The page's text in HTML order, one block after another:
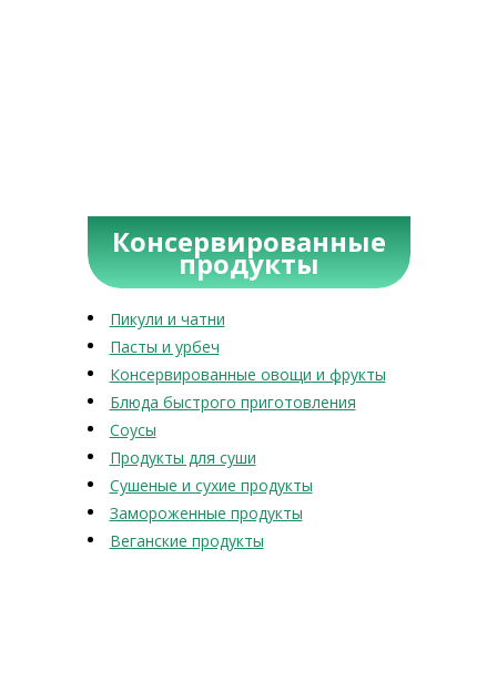
Консервированные
продукты
Пикули и чатни
Пасты и урбеч
Консервированные овощи и фрукты
Блюда быстрого приготовления
Соусы
Продукты для суши
Сушеные и сухие продукты
Замороженные продукты
Веганские продукты